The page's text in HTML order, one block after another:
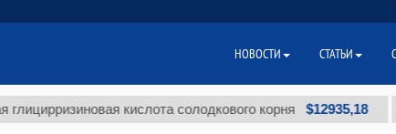
кислота солодкового корня $12935,18
НОВОСТИ СТАТЬИ